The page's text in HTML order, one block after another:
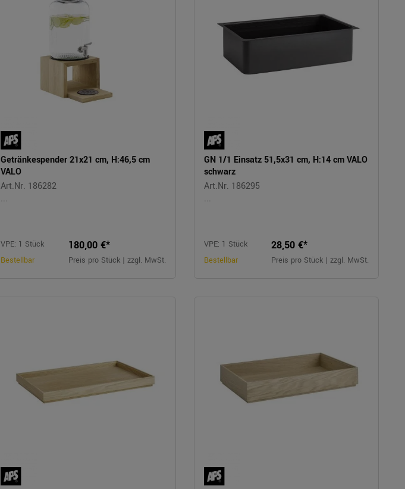
Getränkespender 21x21 cm, H:46,5 cm
VALO
Art.Nr. 186282
...
VPE: 1 Stück
Bestellbar
180,00 €*
Preis pro Stück | zzgl. MwSt.
GN 1/1 Einsatz 51,5x31 cm, H:14 cm VALO
schwarz
Art.Nr. 186295
...
VPE: 1 Stück
Bestellbar
28,50 €*
Preis pro Stück | zzgl. MwSt.